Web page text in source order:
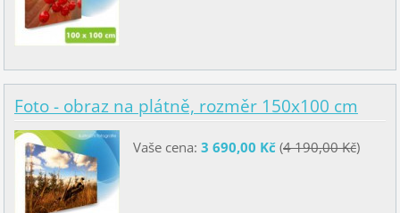
Foto - obraz na plátně, rozměr 150x100 cm
Vaše cena: 3 690,00 Kč(4 190,00 Kč)